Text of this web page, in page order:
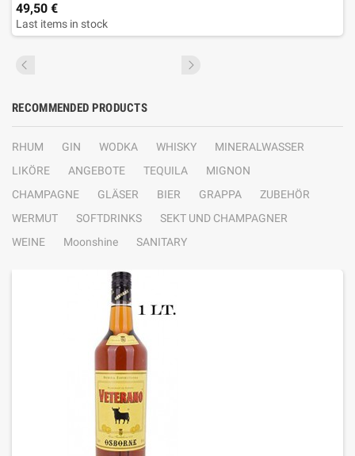
49,50 €
Last items in stock
RECOMMENDED PRODUCTS
RHUM GIN WODKA WHISKY
MINERALWASSER
LIKÖRE
ANGEBOTE TEQUILA
MIGNON
CHAMPAGNE
GLÄSER BIER GRAPPA
ZUBEHÖR
WERMUT
SOFTDRINKS
SEKT UND CHAMPAGNER
WEINE
Moonshine SANITARY